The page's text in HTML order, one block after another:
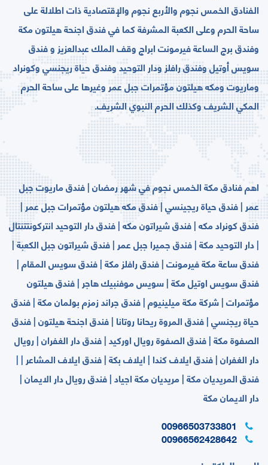
الفنادق اﻟﺨﻤﺲ ﻧﺠﻮﻡ ﻭﺍﻷ‌ﺭﺑﻊ ﻧﺠﻮﻡ ﻭﺍﻹ‌ﻗﺘﺼﺎﺩﻳﺔ ﺫﺍﺕ ﺍﻃﻼ‌ﻟﺔ على
ساحة الحرم وﻋﻠﻰ ﺍﻟﻜﻌﺒﺔ ﺍﻟﻤﺸﺮﻓﺔ كما في فندق اجنحة هيلتون مكة
وفندق برج الساعة فيرمونت ابراج وقف الملك عبدالعزيز و فندق
سويس أوتيل وفندق رافلز ودار التوحيد وفندق حياة ريجنسي وكونراد
وماريوت ومكه هيلتون مؤتمرات جبل عمر وغيرها على ﺳﺎﺣﺔ ﺍﻟﺤﺮﻡ
ﺍﻟﻤﻜﻲ ﺍﻟﺸﺮﻳﻒ ﻭﻛﺬﻟﻚ ﺍﻟﺤﺮﻡ ﺍﻟﻨﺒﻮﻱ ﺍﻟﺸﺮﻳﻒ.
اهم فنادق مكة الخمس نجوم في شهر رمضان | فندق ماريوت جبل
عمر | فندق حياة ريجينسي | فندق مكه هيلتون مؤتمرات جبل عمر |
فندق كونراد مكه | فندق شيراتون مكه | فندق دار التوحيد انتركونتتنتال
| دار التوحيد مكة | فندق جميرا جبل عمر | فندق شيراتون جبل الكعبة |
فندق ساعة مكة فيرمونت | فندق رافلز مكة | فندق سويس المقام |
فندق سويس اوتيل مكة | سويس موفنبيك هاجر | فندق هيلتون
مؤتمرات | شركة مكة ميلينيوم | فندق جراند زمزم بولمان مكة | فندق
حياة ريجنسي | فندق المروة ريحانا روتانا | فندق اجنحة هيلتون | فندق
الصفوة مكة | فندق الصفوة رويال اوركيد | فندق دار الغفران | رويال
دار الغفران | فندق ايلاف كندا | ايلاف بكة | فندق ايلاف المشاعر | |
فندق المريديان مكة | مريديان مكة اجياد | فندق رويال دار الايمان |
دار الايمان مكة